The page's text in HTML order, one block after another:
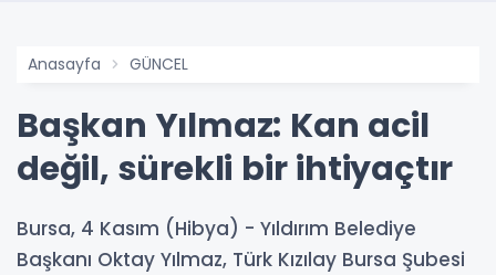
Anasayfa GÜNCEL
Başkan Yılmaz: Kan acil
değil, sürekli bir ihtiyaçtır
Bursa, 4 Kasım (Hibya) - Yıldırım Belediye
Başkanı Oktay Yılmaz, Türk Kızılay Bursa Şubesi